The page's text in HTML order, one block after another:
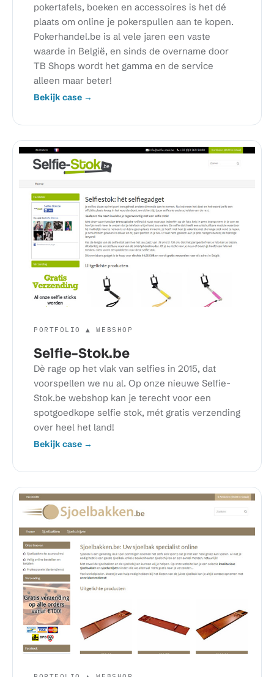
pokertafels, boeken en accessoires is het dé
plaats om online je pokerspullen aan te kopen.
Pokerhandel.be is al vele jaren een vaste
waarde in België, en sinds de overname door
TB Shops wordt het gamma en de service
alleen maar beter!
Bekijk case →
PORTFOLIO ▲ WEBSHOP
Selfie-Stok.be
Dè rage op het vlak van selfies in 2015, dat
voorspellen we nu al. Op onze nieuwe Selfie-
Stok.be webshop kan je terecht voor een
spotgoedkope selfie stok, mét gratis verzending
over heel het land!
Bekijk case →